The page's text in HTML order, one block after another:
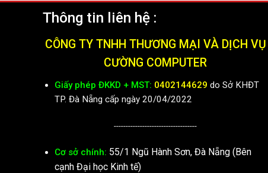
Thông tin liên hệ :
CÔNG TY TNHH THƯƠNG MẠI VÀ DỊCH VỤ
CƯỜNG COMPUTER
Giấy phép ĐKKD + MST: 0402144629 do Sở KHĐT
TP. Đà Nẵng cấp ngày 20/04/2022
-----------------------------------
Cơ sở chính: 55/1 Ngũ Hành Sơn, Đà Nẵng (Bên
cạnh Đại học Kinh tế)